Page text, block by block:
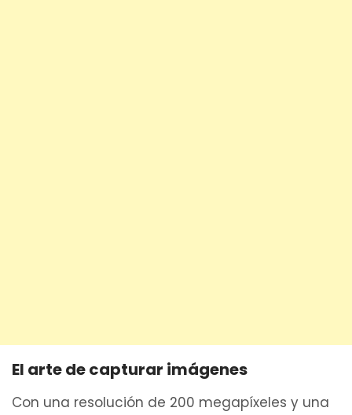
El arte de capturar imágenes
Con una resolución de 200 megapíxeles y una